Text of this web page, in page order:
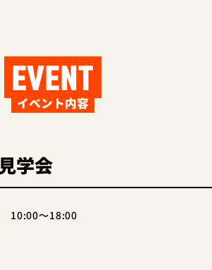
EVENT
イベント内容
学会
10:00～18:00